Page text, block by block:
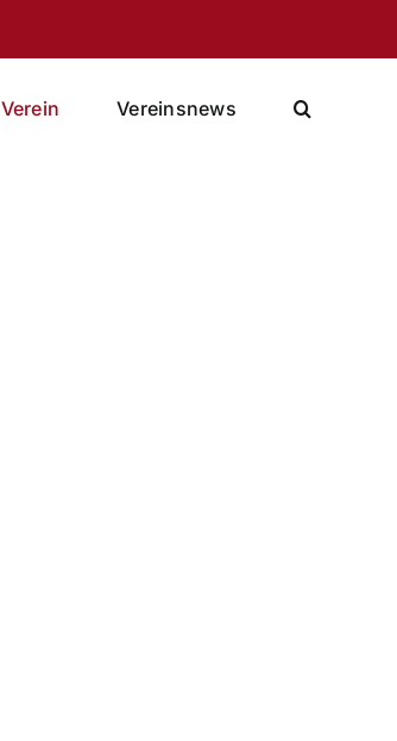
Verein Vereinsnews